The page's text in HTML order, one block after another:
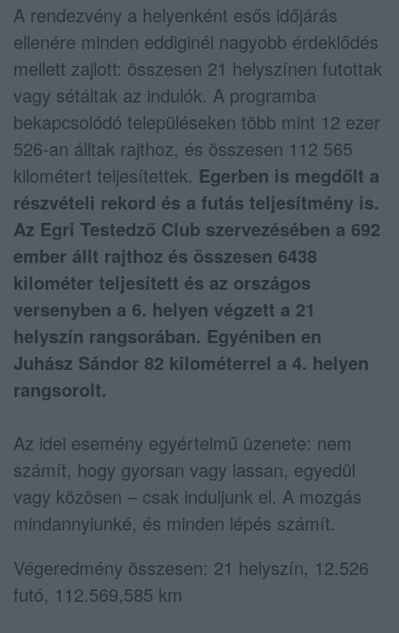
A rendezvény a helyenként esős időjárás
ellenére minden eddiginél nagyobb érdeklődés
mellett zajlott: összesen 21 helyszínen futottak
vagy sétáltak az indulók. A programba
bekapcsolódó településeken több mint 12 ezer
526-an álltak rajthoz, és összesen 112 565
kilométert teljesítettek. Egerben is megdőlt a
részvételi rekord és a futás teljesítmény is.
Az Egri Testedző Club szervezésében a 692
ember állt rajthoz és összesen 6438
kilométer teljesített és az országos
versenyben a 6. helyen végzett a 21
helyszín rangsorában. Egyéniben en
Juhász Sándor 82 kilométerrel a 4. helyen
rangsorolt.
Az idei esemény egyértelmű üzenete: nem
számít, hogy gyorsan vagy lassan, egyedül
vagy közösen – csak induljunk el. A mozgás
mindannyiunké, és minden lépés számít.
Végeredmény összesen: 21 helyszín, 12.526
futó, 112.569,585 km